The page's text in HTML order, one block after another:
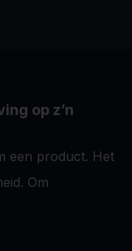
op z’n
een product. Het
Om